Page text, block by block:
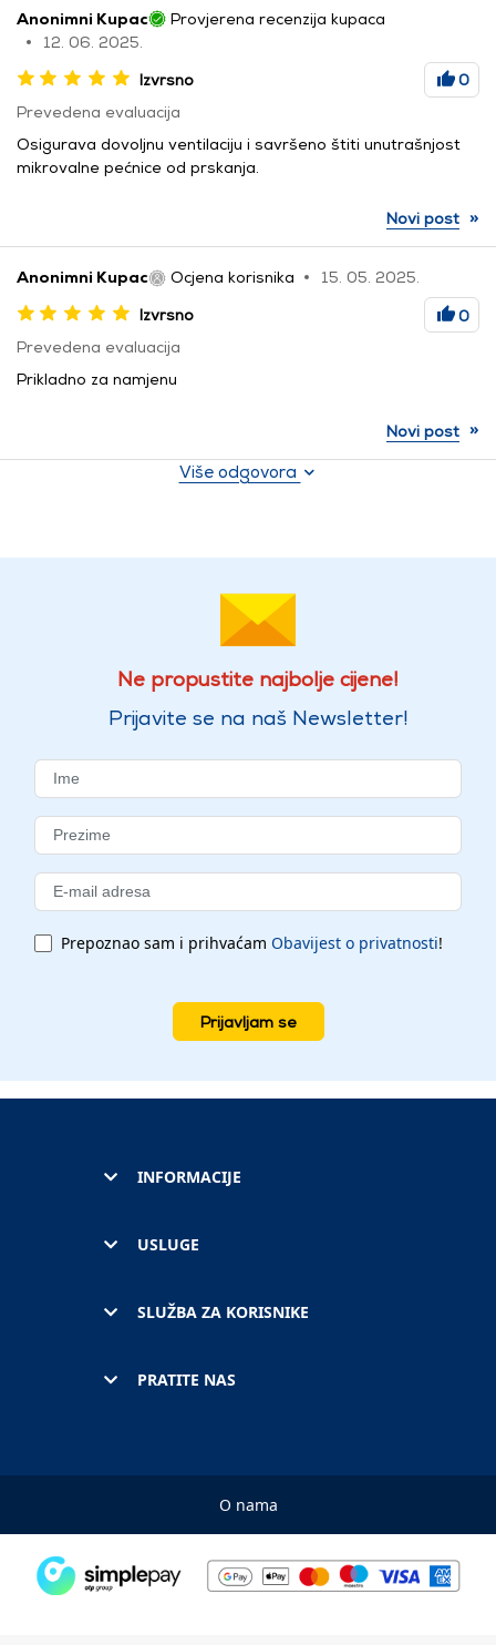
Anonimni Kupac
Provjerena recenzija kupaca
12. 06. 2025.
Izvrsno
0
Prevedena evaluacija
Osigurava dovoljnu ventilaciju i savršeno štiti unutrašnjost
mikrovalne pećnice od prskanja.
Novi post »
Anonimni Kupac Ocjena korisnika
15. 05. 2025.
Izvrsno
0
Prevedena evaluacija
Prikladno za namjenu
Novi post »
Više odgovora
Ne propustite najbolje cijene!
Prijavite se na naš Newsletter!
Prepoznao sam i prihvaćam Obavijest o privatnosti!
Prijavljam se
INFORMACIJE
USLUGE
SLUŽBA ZA KORISNIKE
PRATITE NAS
O nama